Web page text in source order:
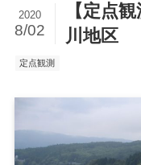
【定点
川地区
2020
8/02
定点観測